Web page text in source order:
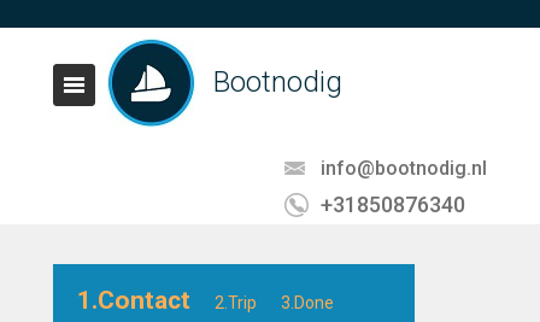
Bootnodig
info@bootnodig.nl
+31850876340
1.Contact 2.Trip 3.Done